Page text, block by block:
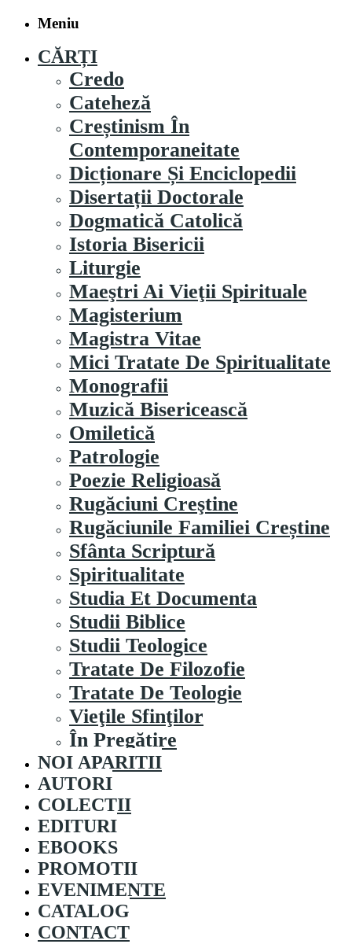
Meniu
CĂRȚI
Credo
Cateheză
Creștinism În
Contemporaneitate
Dicționare Și Enciclopedii
Disertații Doctorale
Dogmatică Catolică
Istoria Bisericii
Liturgie
Maeştri Ai Vieţii Spirituale
Magisterium
Magistra Vitae
Mici Tratate De Spiritualitate
Monografii
Muzică Bisericească
Omiletică
Patrologie
Poezie Religioasă
Rugăciuni Creştine
Rugăciunile Familiei Creștine
Sfânta Scriptură
Spiritualitate
Studia Et Documenta
Studii Biblice
Studii Teologice
Tratate De Filozofie
Tratate De Teologie
Vieţile Sfinţilor
În Pregătire
NOI APARITII
AUTORI
COLECȚII
EDITURI
EBOOKS
PROMOȚII
EVENIMENTE
CATALOG
CONTACT